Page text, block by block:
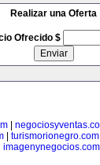
Realizar una Oferta
Ofrecido $
|
| turismorionegro.com
imagenynegocios.com